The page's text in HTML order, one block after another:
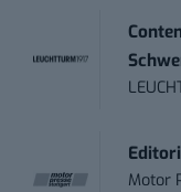
Motor